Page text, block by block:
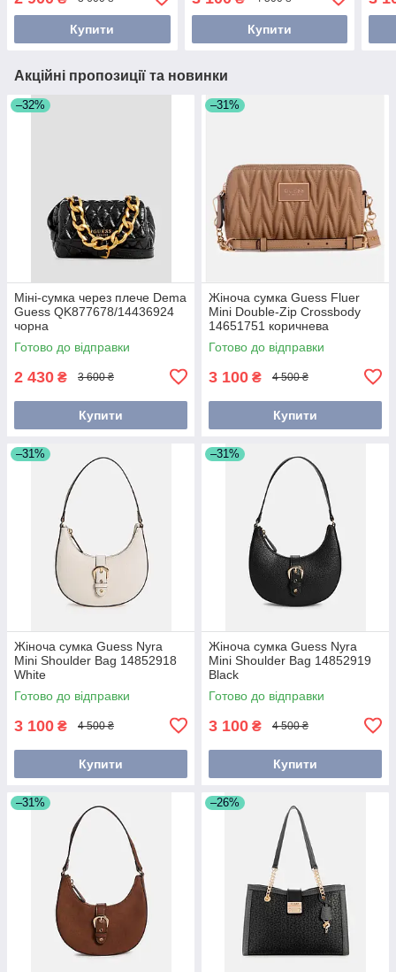
Купити Купити
Акційні пропозиції та новинки
–32%
Міні-сумка через плече Dema
Guess QK877678/14436924
чорна
Готово до відправки
2 430 ₴ 3 600 ₴
Купити
–31%
Жіноча сумка Guess Fluer
Mini Double-Zip Crossbody
14651751 коричнева
Готово до відправки
3 100 ₴ 4 500 ₴
Купити
–31%
Жіноча сумка Guess Nyra
Mini Shoulder Bag 14852918
White
Готово до відправки
3 100 ₴ 4 500 ₴
Купити
–31%
Жіноча сумка Guess Nyra
Mini Shoulder Bag 14852919
Black
Готово до відправки
3 100 ₴ 4 500 ₴
Купити
–31% –26%